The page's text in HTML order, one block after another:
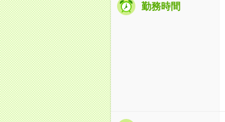
勤務時間